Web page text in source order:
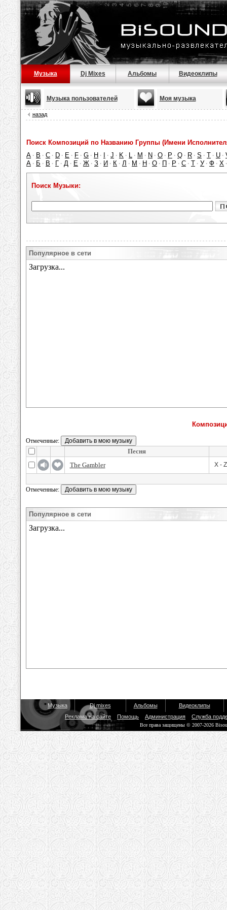
Музыка Dj Mixes Альбомы Видеоклипы
Музыка пользователей Моя музыка
назад
Поиск Композиций по Названию Группы (Имени
A · B · C · D · E · F · G · H · · J · K · L · M · N · O · P · Q · R · S · T · U ·
А · Б · В · Г · Д · Е · Ж · З · И · К · Л · М · Н · О · П · Р · С · Т · У · Ф · Х
Поиск Музыки:
Популярное в сети
Отмеченные:
Песня
The Gambler
X -
Отмеченные:
Популярное в сети
Музыка Dj mixes Альбомы
Видеоклипы
Реклама на сайте
Помощь Администрация Служба
Все права защищены © 2007-2026